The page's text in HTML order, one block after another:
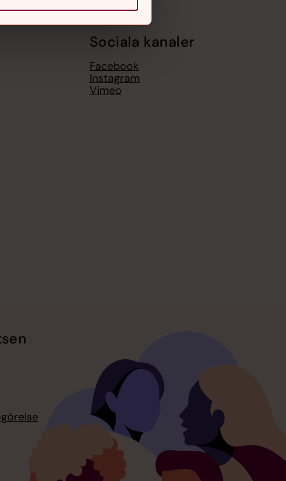
Sociala kanaler
Facebook
Instagram
Vimeo